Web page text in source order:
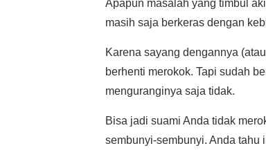
Apapun masalah yang timbul
masih saja berkeras dengan
Karena sayang dengannya
berhenti merokok. Tapi sudah
menguranginya saja tidak.
Bisa jadi suami Anda tidak
sembunyi-sembunyi. Anda tahu